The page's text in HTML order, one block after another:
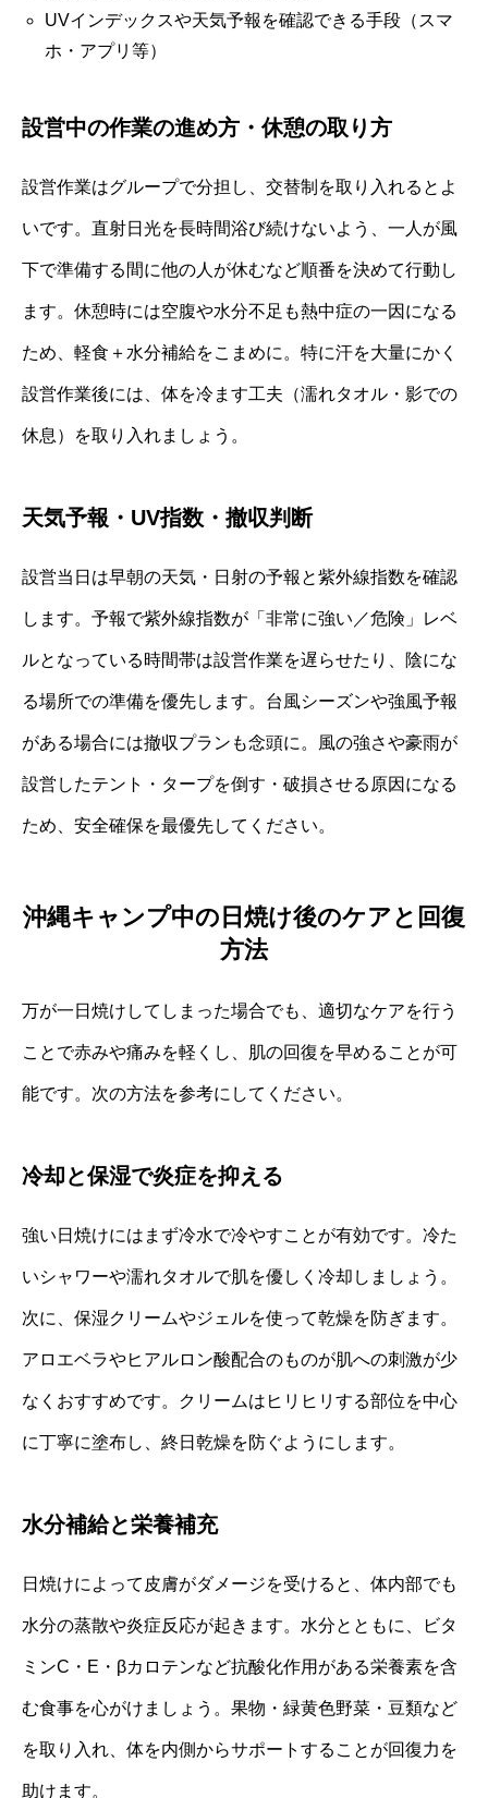
UVインデックスや天気予報を確認できる手段（スマ
ホ・アプリ等）
設営中の作業の進め方・休憩の取り方
設営作業はグループで分担し、交替制を取り入れるとよ
いです。直射日光を長時間浴び続けないよう、一人が風
下で準備する間に他の人が休むなど順番を決めて行動し
ます。休憩時には空腹や水分不足も熱中症の一因になる
ため、軽食＋水分補給をこまめに。特に汗を大量にかく
設営作業後には、体を冷ます工夫（濡れタオル・影での
休息）を取り入れましょう。
天気予報・UV指数・撤収判断
設営当日は早朝の天気・日射の予報と紫外線指数を確認
します。予報で紫外線指数が「非常に強い／危険」レベ
ルとなっている時間帯は設営作業を遅らせたり、陰にな
る場所での準備を優先します。台風シーズンや強風予報
がある場合には撤収プランも念頭に。風の強さや豪雨が
設営したテント・タープを倒す・破損させる原因になる
ため、安全確保を最優先してください。
沖縄キャンプ中の日焼け後のケアと回復
方法
万が一日焼けしてしまった場合でも、適切なケアを行う
ことで赤みや痛みを軽くし、肌の回復を早めることが可
能です。次の方法を参考にしてください。
冷却と保湿で炎症を抑える
強い日焼けにはまず冷水で冷やすことが有効です。冷た
いシャワーや濡れタオルで肌を優しく冷却しましょう。
次に、保湿クリームやジェルを使って乾燥を防ぎます。
アロエベラやヒアルロン酸配合のものが肌への刺激が少
なくおすすめです。クリームはヒリヒリする部位を中心
に丁寧に塗布し、終日乾燥を防ぐようにします。
水分補給と栄養補充
日焼けによって皮膚がダメージを受けると、体内部でも
水分の蒸散や炎症反応が起きます。水分とともに、ビタ
ミンC・E・βカロテンなど抗酸化作用がある栄養素を含
む食事を心がけましょう。果物・緑黄色野菜・豆類など
を取り入れ、体を内側からサポートすることが回復力を
助けます。